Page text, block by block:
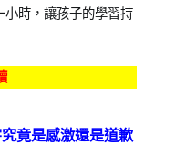
小時，讓孩子的學習持
竟是感激還是道歉